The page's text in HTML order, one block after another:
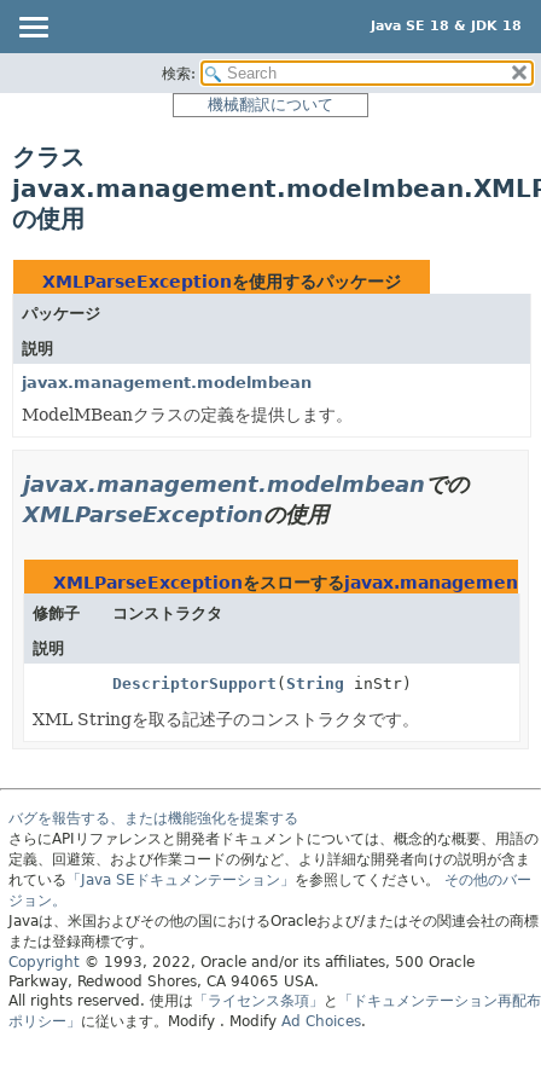
Java SE 18 & JDK 18
パッケージ
クラス
使用
ツリー
新規
非推奨
索引
検索:
機械翻訳について
クラス
の使用
XMLParseExceptionを使用するパッケージ
パッケージ
説明
javax.management.modelmbean
ModelMBeanクラスの定義を提供します。
javax.management.modelmbeanでの
XMLParseExceptionの使用
XMLParseExceptionをスローする
修飾子
コンストラクタ
説明
DescriptorSupport (String inStr)
XML Stringを取る記述子のコンストラクタです。
バグを報告する、または機能強化を提案する
さらにAPIリファレンスと開発者ドキュメントについては、概念的な概要、用語の
定義、回避策、および作業コードの例など、より詳細な開発者向けの説明が含ま
れている 「Java SEドキュメンテーション」 を参照してください。
その他のバー
ジョン。
Javaは、米国およびその他の国におけるOracleおよび/またはその関連会社の商標
または登録商標です。
Copyright © 1993, 2022, Oracle and/or its affiliates, 500 Oracle
Parkway, Redwood Shores, CA 94065 USA.
All rights reserved. 使用は 「ライセンス条項」 と
「ドキュメンテーション再配布
ポリシー」 に従います。 Modify . Modify Ad Choices.